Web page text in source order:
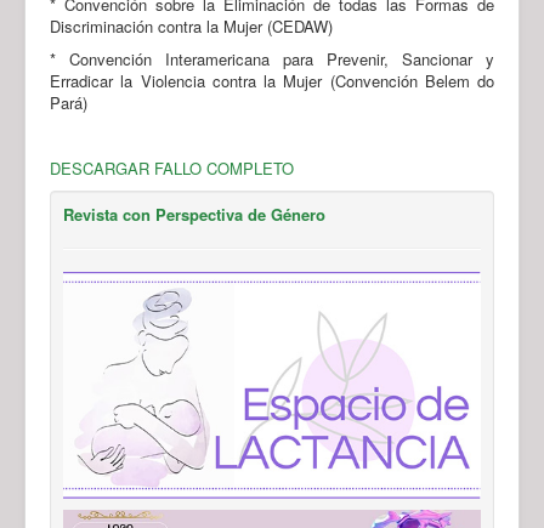
Discriminación contra la Mujer (CEDAW)
* Convención Interamericana para Prevenir, Sancionar y
Erradicar la Violencia contra la Mujer (Convención Belem do
Pará)
DESCARGAR FALLO COMPLETO
Revista con Perspectiva de Género